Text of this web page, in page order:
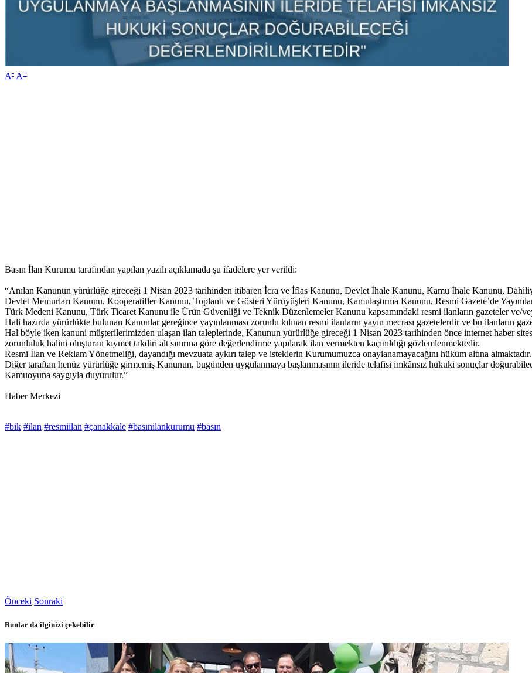
A- A+
Basın İlan Kurumu tarafından yapılan yazılı açıklamada şu ifadelere yer verildi:
“Anılan Kanunun yürürlüğe gireceği 1 Nisan 2023 tarihinden itibaren İcra ve İflas Kanunu, Devlet İhale Kanunu, Kamu İhale Kanunu,
Devlet Memurları Kanunu, Kooperatifler Kanunu, Toplantı ve Gösteri Yürüyüşleri Kanunu, Kamulaştırma Kanunu, Resmi Gazete’de
Türk Medeni Kanunu, Türk Ticaret Kanunu ile Ürün Güvenliği ve Teknik Düzenlemeler Kanunu kapsamındaki resmi ilanların gazeteler ve/
Hali hazırda yürürlükte bulunan Kanunlar gereğince yayınlanması zorunlu kılınan resmi ilanların yayın mecrası gazetelerdir ve bu ilanların
Hal böyle iken kanuni müşterilerimizden ulaşan ilan taleplerinde, Kanunun yürürlüğe gireceği 1 Nisan 2023 tarihinden önce internet haber
zorunluluk halini oluşturan kıymet takdiri alt sınırına göre değerlendirme yapılarak ilan vermekten kaçınıldığı gözlemlenmektedir.
Resmi İlan ve Reklam Yönetmeliği, dayandığı mevzuata aykırı talep ve isteklerin Kurumumuzca onaylanamayacağını hüküm altına almaktadır.
Diğer taraftan henüz yürürlüğe girmemiş Kanunun, bugünden uygulanmaya başlanmasının ileride telafisi imkânsız hukuki sonuçlar
Kamuoyuna saygıyla duyurulur.”
Haber Merkezi
#bik #ilan #resmiilan #çanakkale #basınilankurumu #basın
Önceki Sonraki
Bunlar da ilginizi çekebilir